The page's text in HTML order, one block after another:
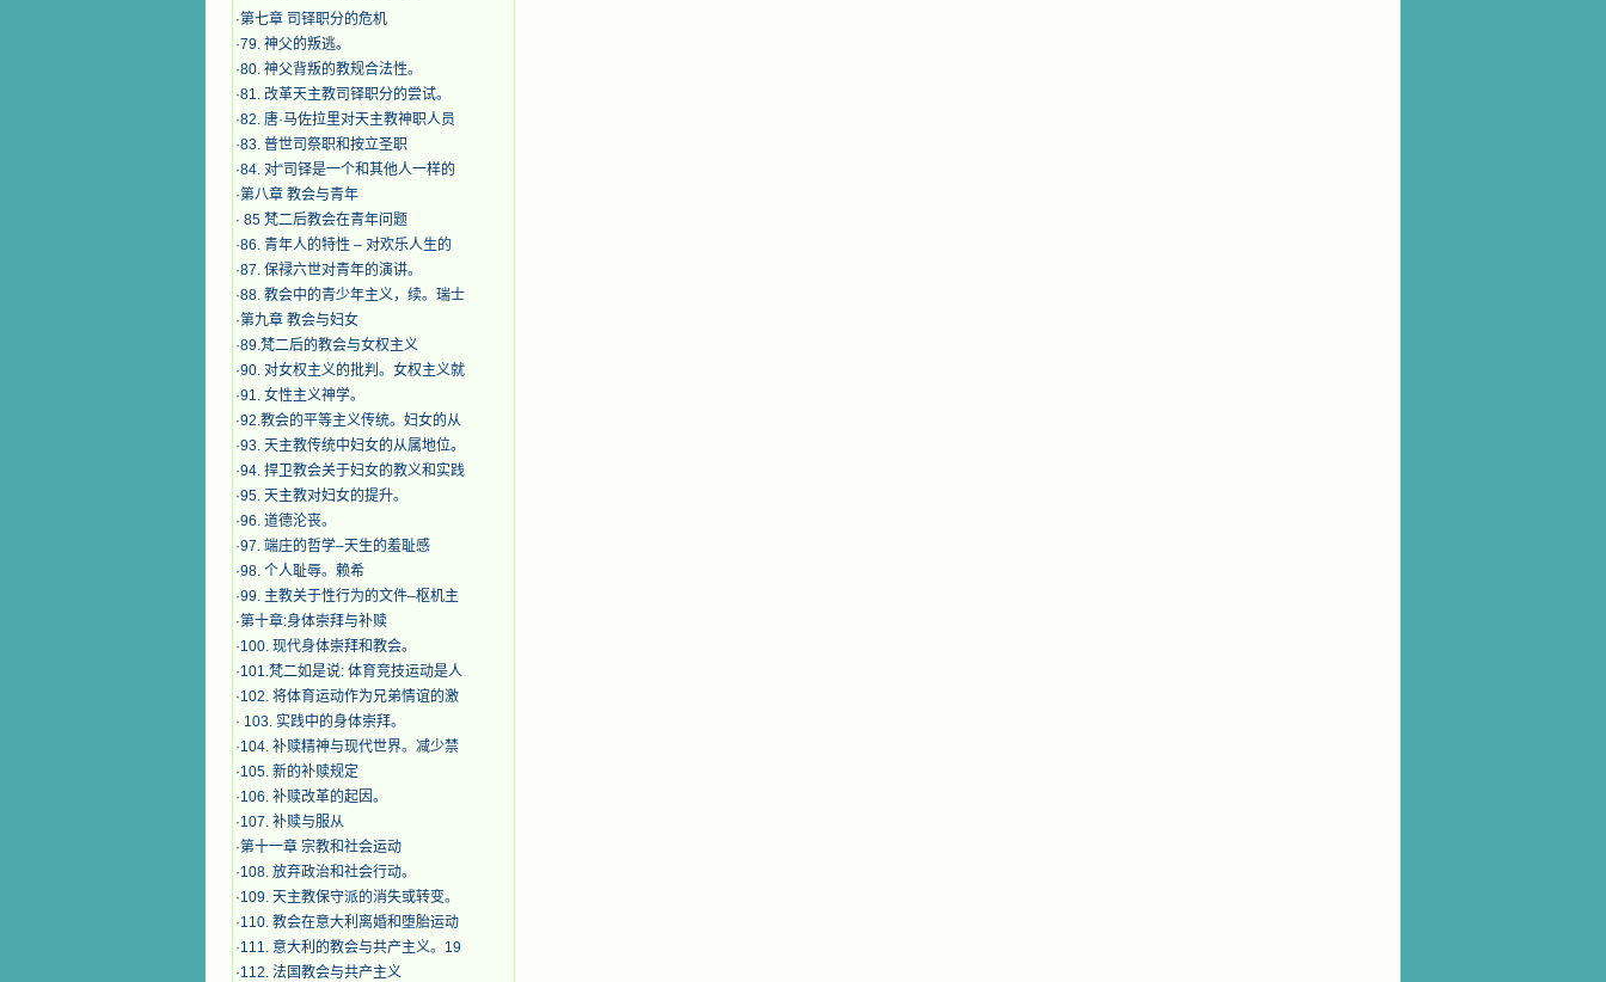
·第七章 司铎职分的危机
·79. 神父的叛逃。
·80. 神父背叛的教规合法性。
·81. 改革天主教司铎职分的尝试。
·82. 唐·马佐拉里对天主教神职人员
·83. 普世司祭职和按立圣职
·84. 对“司铎是一个和其他人一样的
·第八章 教会与青年
· ​ 85 梵二后教会在青年问题
·86. 青年人的特性 – 对欢乐人生的
·87. 保禄六世对青年的演讲。
·88. 教会中的青少年主义，续。瑞士
·第九章 教会与妇女
·89.梵二后的教会与女权主义
·90. 对女权主义的批判。女权主义就
·91. 女性主义神学。
·92.教会的平等主义传统。妇女的从
·93. 天主教传统中妇女的从属地位。
·94. 捍卫教会关于妇女的教义和实践
·95. 天主教对妇女的提升。
·96. 道德沦丧。
·97. 端庄的哲学–天生的羞耻感
·98. 个人耻辱。赖希
·99. 主教关于性行为的文件–枢机主
·第十章:身体崇拜与补赎
·100. 现代身体崇拜和教会。
·101.梵二如是说: 体育竞技运动是人
·102. 将体育运动作为兄弟情谊的激
· 103. 实践中的身体崇拜。
·104. 补赎精神与现代世界。减少禁
·105. 新的补赎规定
·106. 补赎改革的起因。
·107. 补赎与服从
·第十一章 宗教和社会运动
·108. 放弃政治和社会行动。
·109. 天主教保守派的消失或转变。
·110. 教会在意大利离婚和堕胎运动
·111. 意大利的教会与共产主义。19
·112. 法国教会与共产主义